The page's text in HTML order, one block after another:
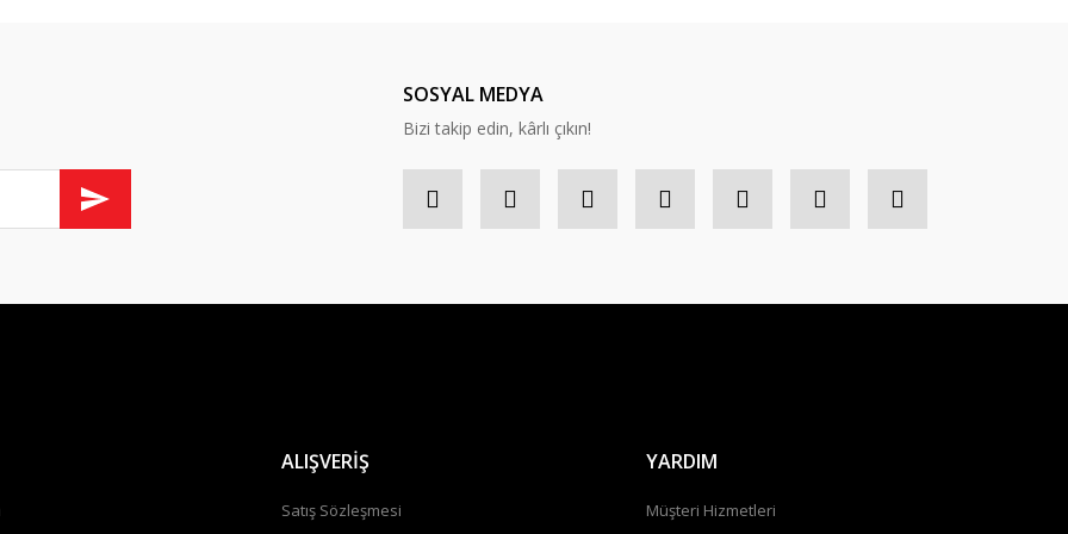
SOSYAL MEDYA
Bizi takip edin, kârlı çıkın!
ALIŞVERİŞ
Satış Sözleşmesi
YARDIM
Müşteri Hizmetleri